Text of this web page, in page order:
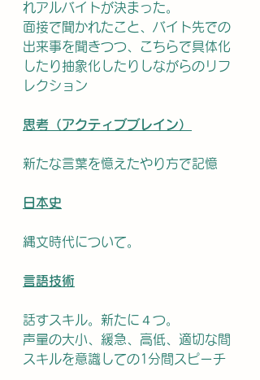
れアルバイトが決まった。
面接で聞かれたこと、バイト先での
出来事を聞きつつ、こちらで具体化
したり抽象化したりしながらのリフ
レクション
思考（アクティブブレイン）
新たな言葉を憶えたやり方で記憶
日本史
縄文時代について。
言語技術
話すスキル。新たに４つ。
声量の大小、緩急、高低、適切な間
スキルを意識しての1分間スピーチ